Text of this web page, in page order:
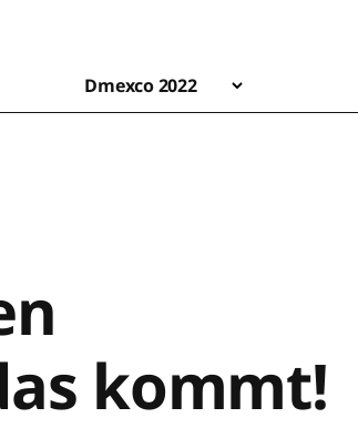
Dmexco 2022
kommt!